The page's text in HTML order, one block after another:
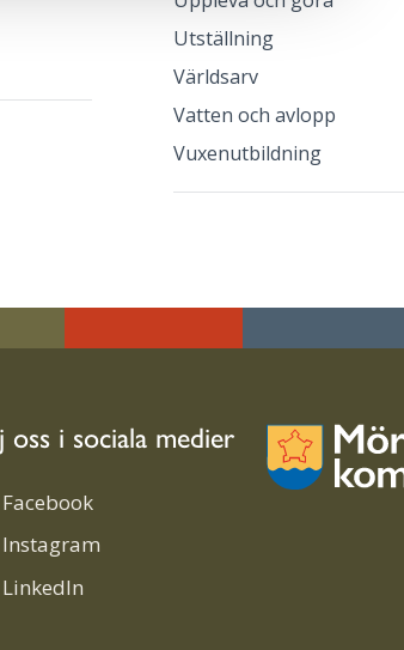
Utställning
Världsarv
Vatten och avlopp
Vuxenutbildning
oss i sociala medier
Facebook
Instagram
LinkedIn